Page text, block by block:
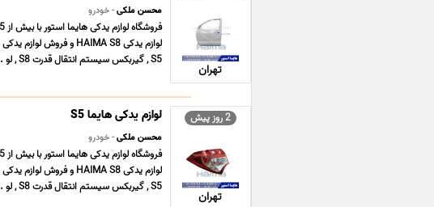
تهران
محسن ملکی- خودرو
S5 , گیربکس سیستم انتقال قدرت S8 , لو ... ...
2 روز پیش
تهران
لوازم یدکی هایما S5
محسن ملکی- خودرو
S5 , گیربکس سیستم انتقال قدرت S8 , لو ... ...